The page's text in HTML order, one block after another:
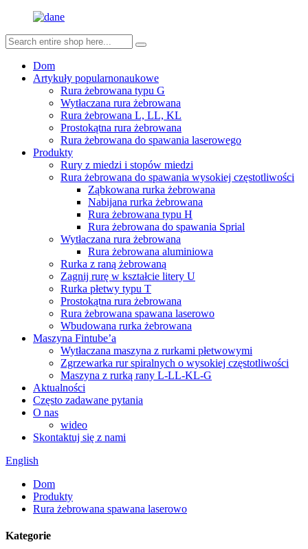
Dom
Artykuły popularnonaukowe
Rura żebrowana typu G
Wytłaczana rura żebrowana
Rura żebrowana L, LL, KL
Prostokątna rura żebrowana
Rura żebrowana do spawania laserowego
Produkty
Rury z miedzi i stopów miedzi
Rura żebrowana do spawania wysokiej częstotliwości
Ząbkowana rurka żebrowana
Nabijana rurka żebrowana
Rura żebrowana typu H
Rura żebrowana do spawania Sprial
Wytłaczana rura żebrowana
Rura żebrowana aluminiowa
Rurka z raną żebrowaną
Zagnij rurę w kształcie litery U
Rurka płetwy typu T
Prostokątna rura żebrowana
Rura żebrowana spawana laserowo
Wbudowana rurka żebrowana
Maszyna Fintube’a
Wytłaczana maszyna z rurkami płetwowymi
Zgrzewarka rur spiralnych o wysokiej częstotliwości
Maszyna z rurką rany L-LL-KL-G
Aktualności
Często zadawane pytania
O nas
wideo
Skontaktuj się z nami
English
Dom
Produkty
Rura żebrowana spawana laserowo
Kategorie